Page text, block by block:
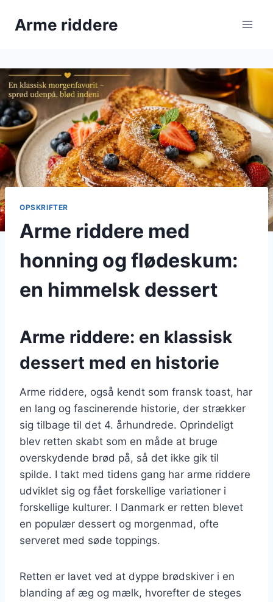
Arme riddere
OPSKRIFTER
Arme riddere med
honning og flødeskum:
en himmelsk dessert
Arme riddere: en klassisk
dessert med en historie
Arme riddere, også kendt som fransk toast, har
en lang og fascinerende historie, der strækker
sig tilbage til det 4. århundrede. Oprindeligt
blev retten skabt som en måde at bruge
overskydende brød på, så det ikke gik til
spilde. I takt med tidens gang har arme riddere
udviklet sig og fået forskellige variationer i
forskellige kulturer. I Danmark er retten blevet
en populær dessert og morgenmad, ofte
serveret med søde toppings.
Retten er lavet ved at dyppe brødskiver i en
blanding af æg og mælk, hvorefter de steges